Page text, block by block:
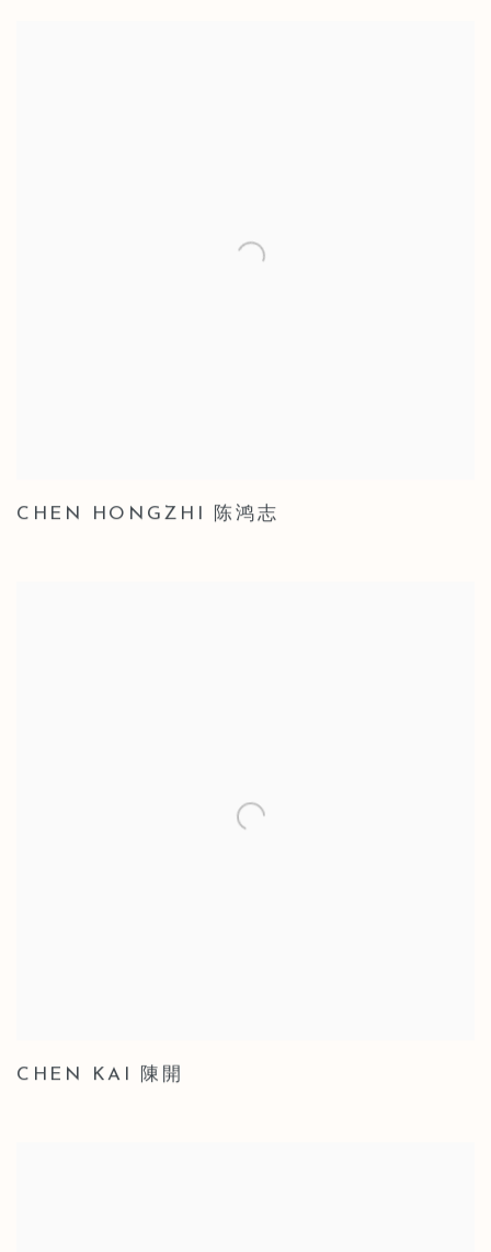
CHEN HONGZHI 陈鸿志
CHEN KAI 陳開